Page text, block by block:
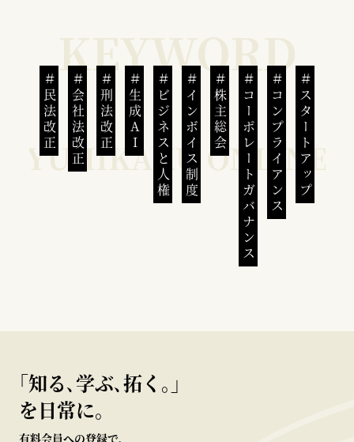
民法改正 会社法改正 刑法改正 生成AI ビジネスと人権インボイス制度 株主総会 コーポレートガバナンスコンプライアンススタートアップ
｢知る､学ぶ､拓く｡｣
を日常に。
有料会員への登録で、